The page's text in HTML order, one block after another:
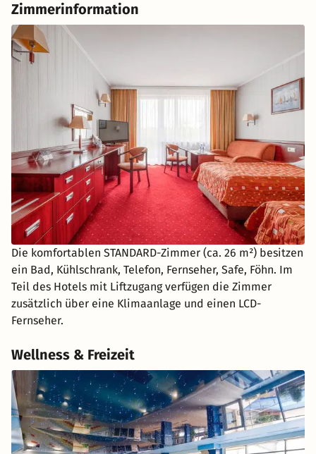
Zimmerinformation
Die komfortablen STANDARD-Zimmer (ca. 26 m²) besitzen
ein Bad, Kühlschrank, Telefon, Fernseher, Safe, Föhn. Im
Teil des Hotels mit Liftzugang verfügen die Zimmer
zusätzlich über eine Klimaanlage und einen LCD-
Fernseher.
Wellness & Freizeit